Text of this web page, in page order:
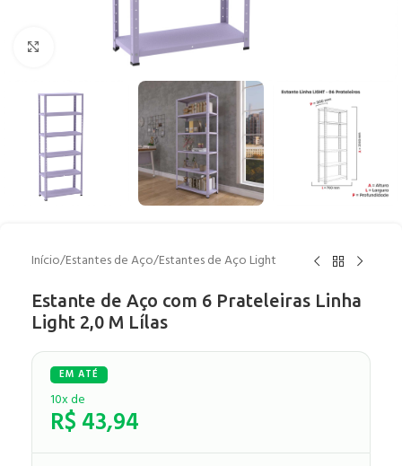
Clique para ampliar
Início/Estantes de Aço/Estantes de Aço Light
Estante de Aço com 6 Prateleiras Linha
Light 2,0 M Lílas
10x de
R$43,94